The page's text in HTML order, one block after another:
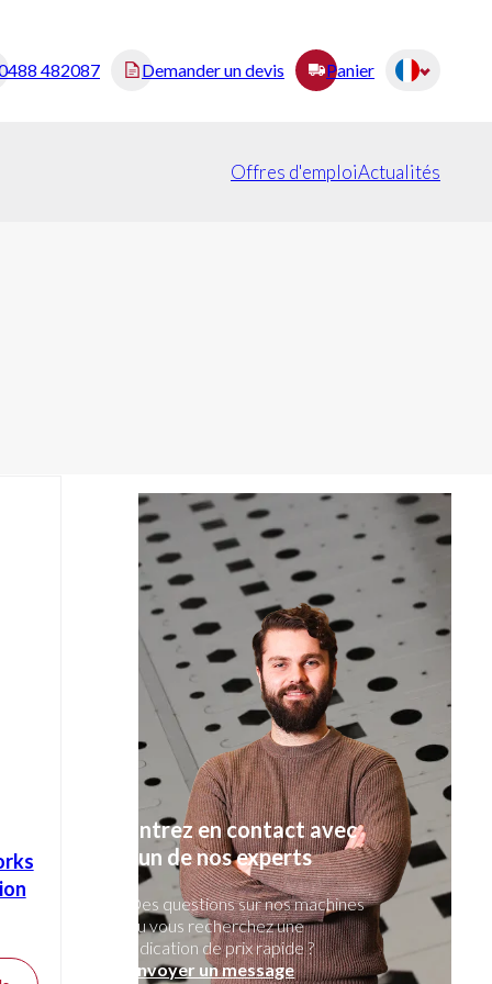
482087 Demander un devis Panier
Offres d'emploiActualités
Entrez en contact avec
l'un de nos experts
Des questions sur nos machines
ou vous recherchez une
indication de prix rapide ?
Envoyer un message